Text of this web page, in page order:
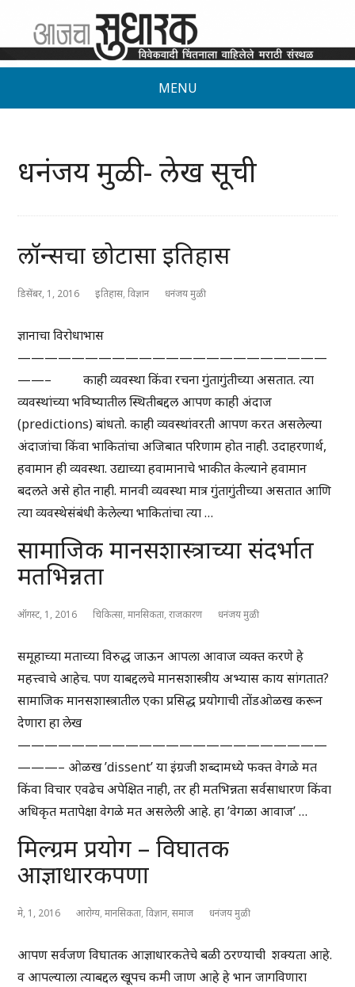
MENU
धनंजय मुळी - लेख सूची
लॉन्सचा छोटासा इतिहास
डिसेंबर, 1, 2016 इतिहास,विज्ञान धनंजय मुळी
ज्ञानाचा विरोधाभास
———————————————————————
——– काही व्यवस्था किंवा रचना गुंतागुंतीच्या असतात. त्या
व्यवस्थांच्या भविष्यातील स्थितीबद्दल आपण काही अंदाज
(predictions) बांधतो. काही व्यवस्थांवरती आपण करत असलेल्या
अंदाजांचा किंवा भाकितांचा अजिबात परिणाम होत नाही. उदाहरणार्थ,
हवामान ही व्यवस्था. उद्याच्या हवामानाचे भाकीत केल्याने हवामान
बदलते असे होत नाही. मानवी व्यवस्था मात्र गुंतागुंतीच्या असतात आणि
त्या व्यवस्थेसंबंधी केलेल्या भाकितांचा त्या …
सामाजिक मानसशास्त्राच्या संदर्भात
मतभिन्नता
ऑगस्ट, 1, 2016 चिकित्सा,मानसिकता,राजकारण धनंजय मुळी
समूहाच्या मताच्या विरुद्ध जाऊन आपला आवाज व्यक्त करणे हे
महत्त्वाचे आहेच. पण याबद्दलचे मानसशास्त्रीय अभ्यास काय सांगतात?
सामाजिक मानसशास्त्रातील एका प्रसिद्ध प्रयोगाची तोंडओळख करून
देणारा हा लेख
———————————————————————
———– ओळख ’dissent’ या इंग्रजी शब्दामध्ये फक्त वेगळे मत
किंवा विचार एवढेच अपेक्षित नाही, तर ही मतभिन्नता सर्वसाधारण किंवा
अधिकृत मतापेक्षा वेगळे मत असलेली आहे. हा ’वेगळा आवाज’ …
मिल्ग्रम प्रयोग – विघातक
आज्ञाधारकपणा
मे, 1, 2016 आरोग्य,मानसिकता,विज्ञान,समाज धनंजय मुळी
आपण सर्वजण विघातक आज्ञाधारकतेचे बळी ठरण्याची शक्यता आहे.
व आपल्याला त्याबद्दल खूपच कमी जाण आहे हे भान जागविणारा